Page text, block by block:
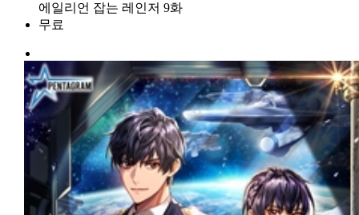
에일리언 잡는 레인저 9화
무료